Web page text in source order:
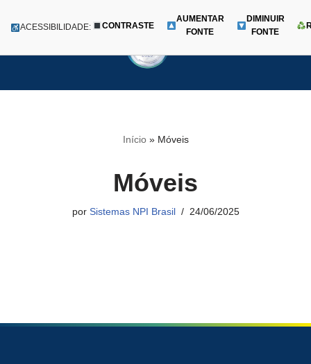
para
Menu
ACESSIBILIDADE: CONTRASTE
AUMENTAR
FONTE
DIMINUIR
FONTE
Início» Móveis
Móveis
por Sistemas NPI Brasil 24/06/2025